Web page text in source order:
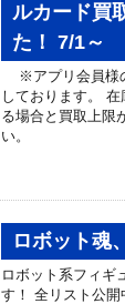
ルカード買
た！ 7/1～
※アプリ会員様
しております。
る場合と買取上限
い。
ロボット魂
ロボット系フィギ
す！ 全リスト公開